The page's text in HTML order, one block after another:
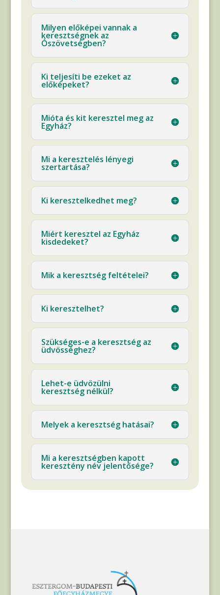
Milyen előképei vannak a
keresztségnek az
Ószövetségben?
Ki teljesíti be ezeket az
előképeket?
Mióta és kit keresztel meg az
Egyház?
Mi a keresztelés lényegi
szertartása?
Ki keresztelkedhet meg?
Miért keresztel az Egyház
kisdedeket?
Mik a keresztség feltételei?
Ki keresztelhet?
Szükséges-e a keresztség az
üdvösséghez?
Lehet-e üdvözülni
keresztség nélkül?
Melyek a keresztség hatásai?
Mi a keresztségben kapott
keresztény név jelentősége?